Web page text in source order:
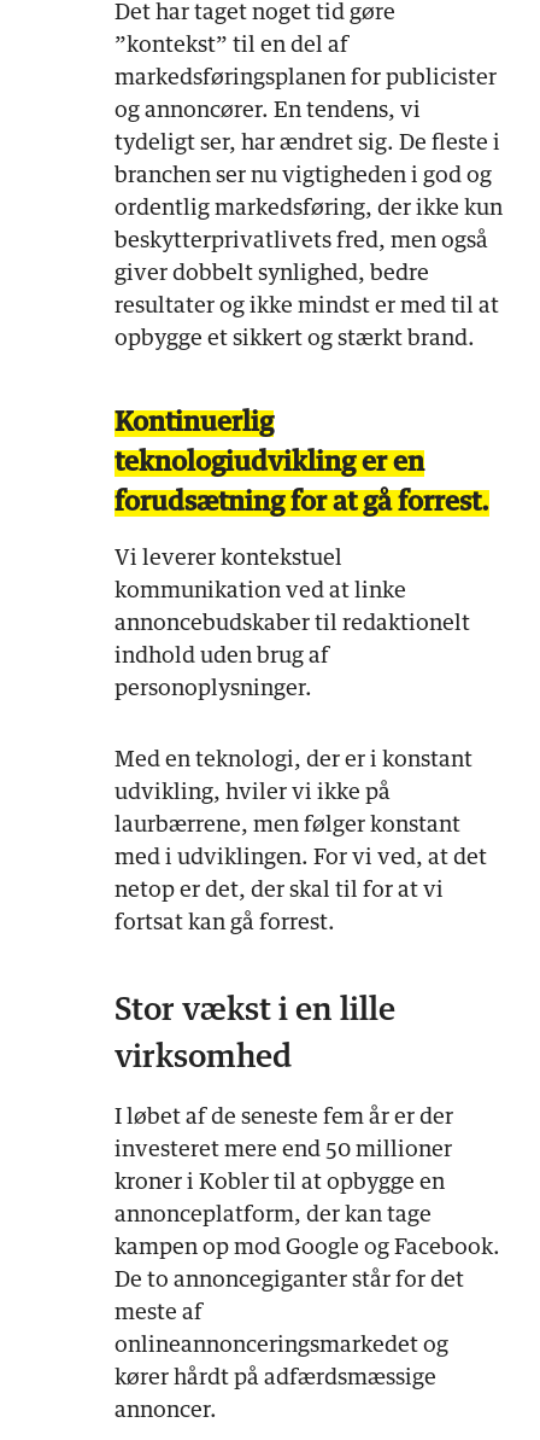
Det har taget noget tid gøre
”kontekst” til en del af
markedsføringsplanen for publicister
og annoncører. En tendens, vi
tydeligt ser, har ændret sig. De fleste i
branchen ser nu vigtigheden i god og
ordentlig markedsføring, der ikke kun
beskytterprivatlivets fred, men også
giver dobbelt synlighed, bedre
resultater og ikke mindst er med til at
opbygge et sikkert og stærkt brand.
Kontinuerlig
teknologiudvikling er en
forudsætning for at gå forrest.
Vi leverer kontekstuel
kommunikation ved at linke
annoncebudskaber til redaktionelt
indhold uden brug af
personoplysninger.
Med en teknologi, der er i konstant
udvikling, hviler vi ikke på
laurbærrene, men følger konstant
med i udviklingen. For vi ved, at det
netop er det, der skal til for at vi
fortsat kan gå forrest.
Stor vækst i en lille
virksomhed
I løbet af de seneste fem år er der
investeret mere end 50 millioner
kroner i Kobler til at opbygge en
annonceplatform, der kan tage
kampen op mod Google og Facebook.
De to annoncegiganter står for det
meste af
onlineannonceringsmarkedet og
kører hårdt på adfærdsmæssige
annoncer.